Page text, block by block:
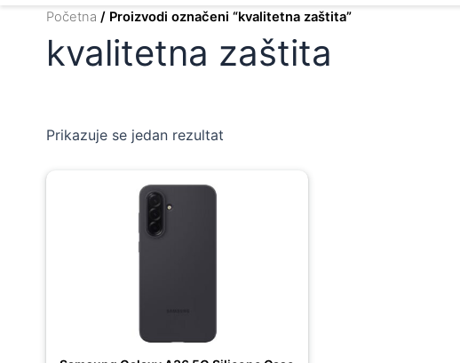
Početna / Proizvodi označeni “kvalitetna zaštita”
kvalitetna zaštita
Prikazuje se jedan rezultat